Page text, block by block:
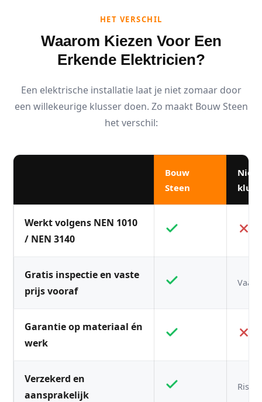
HET VERSCHIL
Waarom Kiezen Voor Een
Erkende Elektricien?
Een elektrische installatie laat je niet zomaar door
een willekeurige klusser doen. Zo maakt Bouw Steen
het verschil:
Bouw
Steen
Niet-
Werkt volgens NEN 1010
/ NEN 3140
Gratis inspectie en vaste
prijs vooraf
Vaak
Garantie op materiaal én
werk
Verzekerd en
aansprakelijk